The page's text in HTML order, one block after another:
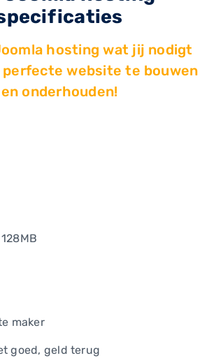
hosting wat jij nodigt
perfecte website te bouwen
en onderhouden!
maker
goed, geld terug